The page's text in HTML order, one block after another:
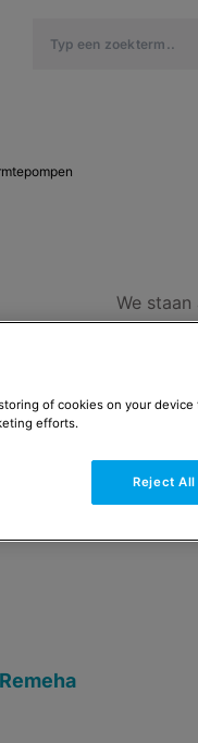
We
of, maar
gasloze
of cookies on your
efforts.
Reject All